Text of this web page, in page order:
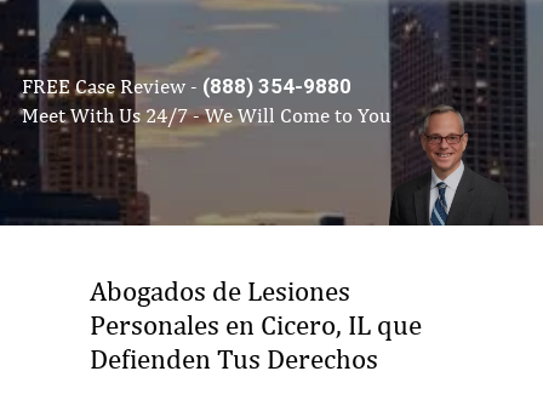
FREE Case Review - (888) 354-9880
Meet With Us 24/7 - We Will Come to You
Abogados de Lesiones
Personales en Cicero, IL que
Defienden Tus Derechos